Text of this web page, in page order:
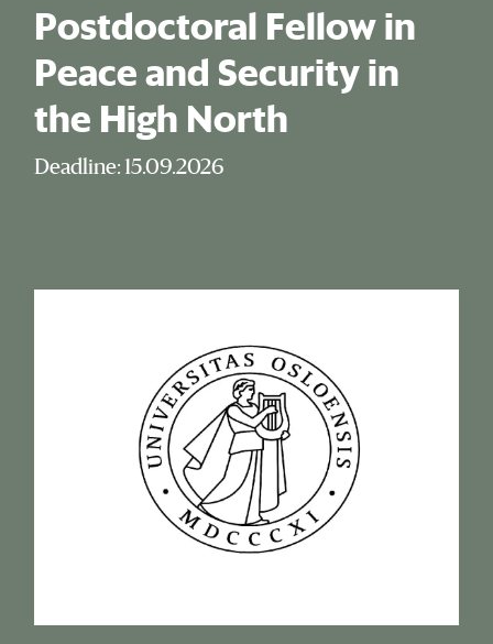
Postdoctoral Fellow in
Peace and Security in
the High North
Deadline: 15.09.2026